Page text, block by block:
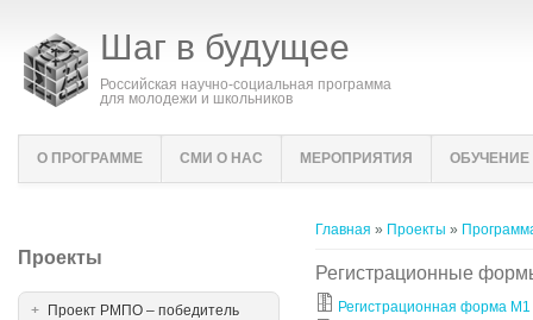
Шаг в будущее
Российская научно-социальная программа
для молодежи и школьников
О ПРОГРАММЕ СМИ О НАС МЕРОПРИЯТИЯ ОБУЧЕНИЕ
Вы здесь
Главная » Проекты »
Регистрационные
Регистрационная форма М1
Проекты
Проект РМПО – победитель